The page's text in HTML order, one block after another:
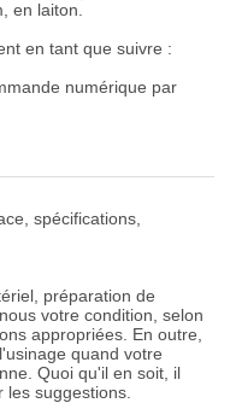
en laiton.
en tant que suivre :
numérique par
spécifications,
préparation de
votre condition, selon
appropriées. En outre,
quand votre
Quoi qu'il en soit, il
suggestions.